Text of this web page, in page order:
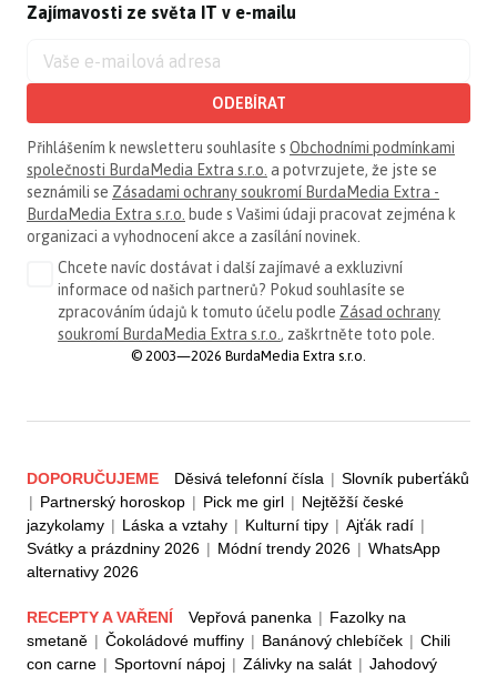
Zajímavosti ze světa IT v e-mailu
ODEBÍRAT
Přihlášením k newsletteru souhlasíte s Obchodními podmínkami
společnosti BurdaMedia Extra s.r.o. a potvrzujete, že jste se
seznámili se Zásadami ochrany soukromí BurdaMedia Extra -
BurdaMedia Extra s.r.o. bude s Vašimi údaji pracovat zejména k
organizaci a vyhodnocení akce a zasílání novinek.
Chcete navíc dostávat i další zajímavé a exkluzivní
informace od našich partnerů? Pokud souhlasíte se
zpracováním údajů k tomuto účelu podle Zásad ochrany
soukromí BurdaMedia Extra s.r.o. , zaškrtněte toto pole.
© 2003—2026 BurdaMedia Extra s.r.o.
DOPORUČUJEME Děsivá telefonní čísla | Slovník puberťáků
| Partnerský horoskop | Pick me girl | Nejtěžší české
jazykolamy | Láska a vztahy | Kulturní tipy | Ajťák radí |
Svátky a prázdniny 2026 | Módní trendy 2026 | WhatsApp
alternativy 2026
RECEPTY A VAŘENÍ Vepřová panenka | Fazolky na
smetaně | Čokoládové muffiny | Banánový chlebíček | Chili
con carne | Sportovní nápoj | Zálivky na salát | Jahodový